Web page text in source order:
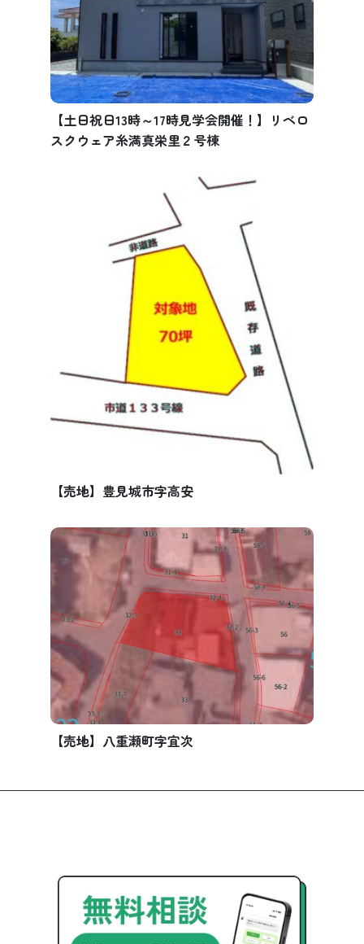
【土日祝日13時～17時見学会開催！】リベロ
スクウェア糸満真栄里２号棟
【売地】豊見城市字高安
【売地】八重瀬町字宜次